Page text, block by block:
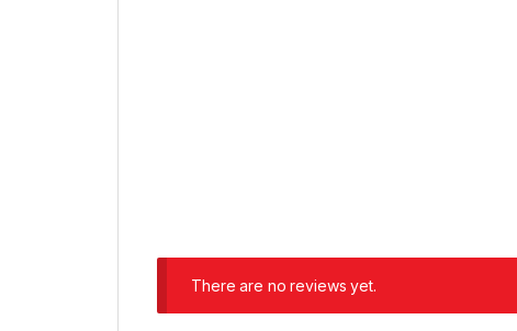
There are no reviews yet.